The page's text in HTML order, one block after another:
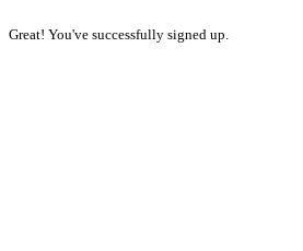
Great! You've successfully signed up.